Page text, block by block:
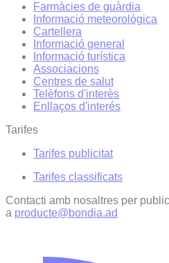
Farmàcies de guàrdia
Informació meteorològica
Cartellera
Informació general
Informació turística
Associacions
Centres de salut
Telèfons d'interès
Enllaços d'interés
Tarifes
Tarifes publicitat
Tarifes classificats
Contacti amb nosaltres per
a producte@bondia.ad